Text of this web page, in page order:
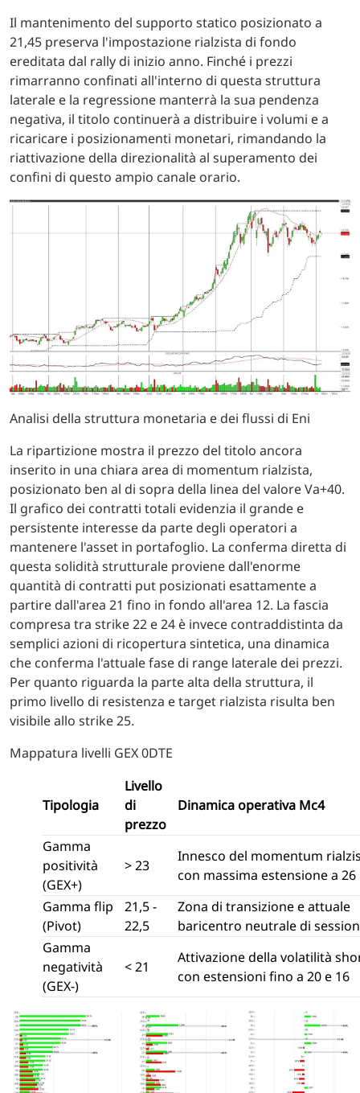
Il mantenimento del supporto statico posizionato a
21,45 preserva l'impostazione rialzista di fondo
ereditata dal rally di inizio anno. Finché i prezzi
rimarranno confinati all'interno di questa struttura
laterale e la regressione manterrà la sua pendenza
negativa, il titolo continuerà a distribuire i volumi e a
ricaricare i posizionamenti monetari, rimandando la
riattivazione della direzionalità al superamento dei
confini di questo ampio canale orario.
Analisi della struttura monetaria e dei flussi di Eni
La ripartizione mostra il prezzo del titolo ancora
inserito in una chiara area di momentum rialzista,
posizionato ben al di sopra della linea del valore Va+40.
Il grafico dei contratti totali evidenzia il grande e
persistente interesse da parte degli operatori a
mantenere l'asset in portafoglio. La conferma diretta di
questa solidità strutturale proviene dall'enorme
quantità di contratti put posizionati esattamente a
partire dall'area 21 fino in fondo all'area 12. La fascia
compresa tra strike 22 e 24 è invece contraddistinta da
semplici azioni di ricopertura sintetica, una dinamica
che conferma l'attuale fase di range laterale dei prezzi.
Per quanto riguarda la parte alta della struttura, il
primo livello di resistenza e target rialzista risulta ben
visibile allo strike 25.
Mappatura livelli GEX 0DTE
Tipologia
Livello
di
prezzo
Dinamica operativa Mc4
Gamma
positività
(GEX+)
> 23
Innesco del momentum
con massima estensione a 26
Gamma flip
(Pivot)
21,5 -
22,5
Zona di transizione e attuale
baricentro neutrale di
Gamma
negatività
(GEX-)
< 21
Attivazione della volatilità
con estensioni fino a 20 e 16